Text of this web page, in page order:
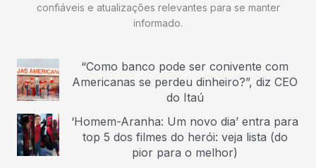
confiáveis e atualizações relevantes para se manter
informado.
“Como banco pode ser conivente com
Americanas se perdeu dinheiro?”, diz CEO
do Itaú
‘Homem-Aranha: Um novo dia’ entra para
top 5 dos filmes do herói: veja lista (do
pior para o melhor)